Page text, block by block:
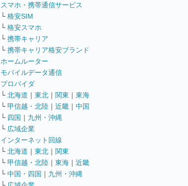
スマホ・携帯通信サービス
└ 格安SIM
└ 格安スマホ
└ 携帯キャリア
└ 携帯キャリア格安ブランド
ホームルーター
モバイルデータ通信
プロバイダ
└ 北海道 ｜ 東北 ｜ 関東 ｜ 東海
└ 甲信越・北陸 ｜ 近畿 ｜ 中国
└ 四国 ｜ 九州・沖縄
└ 広域企業
インターネット回線
└ 北海道 ｜ 東北 ｜ 関東
└ 甲信越・北陸 ｜ 東海 ｜ 近畿
└ 中国・四国 ｜ 九州・沖縄